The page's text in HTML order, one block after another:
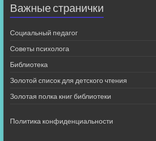
Важные странички
Социальный педагог
Советы психолога
Библиотека
Золотой список для детского чтения
Золотая полка книг библиотеки
Политика конфиденциальности